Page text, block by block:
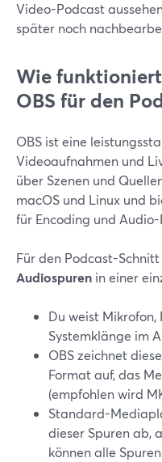
Video-Podcast
später noch
Wie
OBS für den
OBS ist eine
Videoaufnahmen und
über Szenen und
macOS und Linux und
für Encoding und Audio-
Für den Podcast-
Audiospuren in einer
Du weist
Systemklänge im
OBS zeichnet
Format auf, das
(empfohlen wird
Standard-
dieser Spuren ab,
können alle